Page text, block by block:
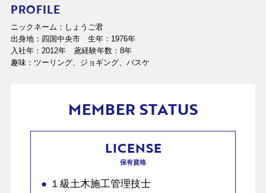
PROFILE
ニックネーム：しょうご君
出身地：四国中央市 生年：1976年
入社年：2012年 鳶経験年数：8年
趣味：ツーリング、ジョギング、バスケ
MEMBER STATUS
LICENSE
保有資格
● １級土木施工管理技士